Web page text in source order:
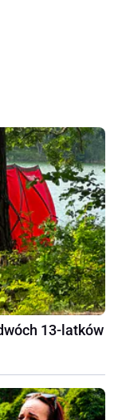
13-latków